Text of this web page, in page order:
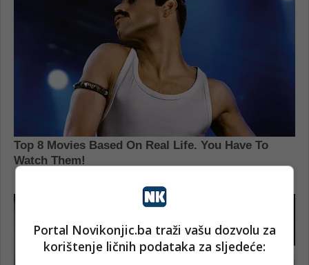
Portal Novikonjic.ba traži vašu dozvolu za
korištenje ličnih podataka za sljedeće: